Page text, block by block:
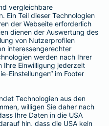
SEITEN
ändern
melden